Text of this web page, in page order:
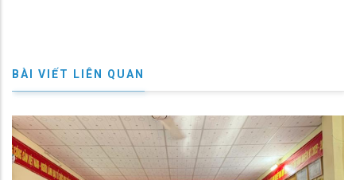
BÀI VIẾT LIÊN QUAN